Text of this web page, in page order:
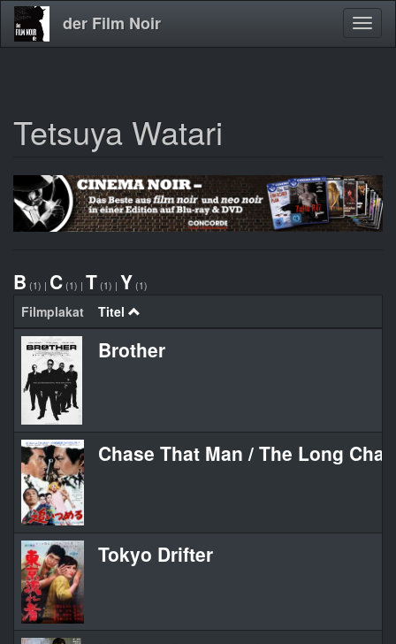
Direkt
zum
der Film Noir
Tetsuya Watari
B (1) | C (1) | T (1) | Y (1)
Filmplakat Titel
Brother
Chase That Man / The Long
Tokyo Drifter